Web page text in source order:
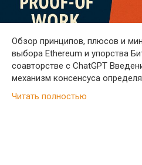
Обзор принципов, плюсов и
выбора Ethereum и упорства
соавторстве с ChatGPT
механизм консенсуса
Читать полностью